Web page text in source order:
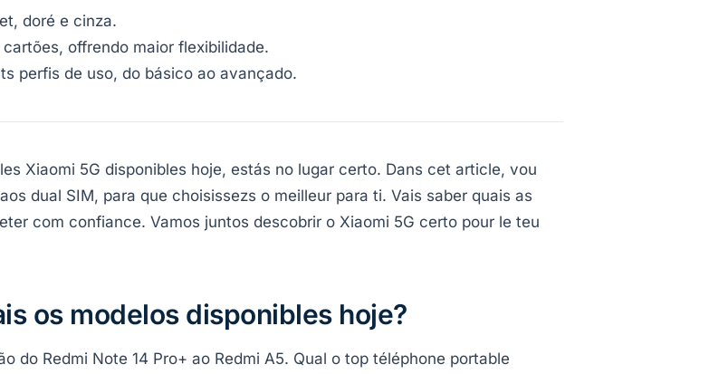
doré e cinza.
offrendo maior flexibilidade.
perfis de uso, do básico ao avançado.
Xiaomi 5G disponibles hoje, estás no lugar certo. Dans cet article, vou
dual SIM, para que choisissezs o meilleur para ti. Vais saber quais as
com confiance. Vamos juntos descobrir o Xiaomi 5G certo pour le teu
os modelos disponibles hoje?
do Redmi Note 14 Pro+ ao Redmi A5. Qual o top téléphone portable